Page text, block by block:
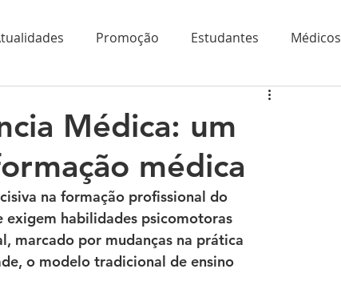
Promoção Estudantes Médicos
Médica: um
médica
na formação profissional do
exigem habilidades psicomotoras
marcado por mudanças na prática
o modelo tradicional de ensino